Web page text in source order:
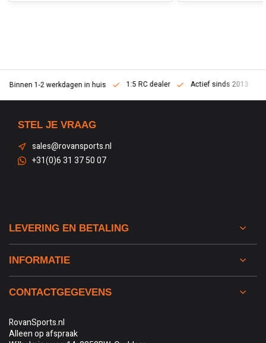
Binnen 1-2 werkdagen in huis 1:5 RC dealer Actief sinds 2013
STEL JE VRAAG
sales@rovansports.nl
+31(0)6 31 37 50 07
LEVERING EN BETALING
INFORMATIE
CONTACTGEGEVENS
RovanSports.nl
Alleen op afspraak